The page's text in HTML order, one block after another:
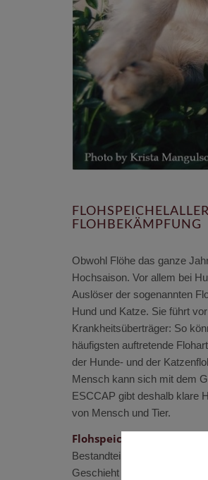
FLOHBEKÄMPFUNG
Obwohl Flöhe das ganze
Hochsaison. Vor allem bei
Auslöser der sogenannten
Hund und Katze. Sie führt
Krankheitsüberträger: So
häufigsten auftretende
der Hunde- und der
Mensch kann sich mit dem
ESCCAP gibt deshalb klare
von Mensch und Tier.
Flohspeichelallergie –
Bestandteile des
Geschieht dies und kommt